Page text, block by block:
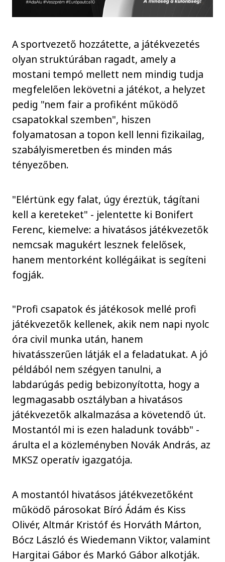
A sportvezető hozzátette, a játékvezetés
olyan struktúrában ragadt, amely a
mostani tempó mellett nem mindig tudja
megfelelően lekövetni a játékot, a helyzet
pedig "nem fair a profiként működő
csapatokkal szemben", hiszen
folyamatosan a topon kell lenni fizikailag,
szabályismeretben és minden más
tényezőben.
"Elértünk egy falat, úgy éreztük, tágítani
kell a kereteket" - jelentette ki Bonifert
Ferenc, kiemelve: a hivatásos játékvezetők
nemcsak magukért lesznek felelősek,
hanem mentorként kollégáikat is segíteni
fogják.
"Profi csapatok és játékosok mellé profi
játékvezetők kellenek, akik nem napi nyolc
óra civil munka után, hanem
hivatásszerűen látják el a feladatukat. A jó
példából nem szégyen tanulni, a
labdarúgás pedig bebizonyította, hogy a
legmagasabb osztályban a hivatásos
játékvezetők alkalmazása a követendő út.
Mostantól mi is ezen haladunk tovább" -
árulta el a közleményben Novák András, az
MKSZ operatív igazgatója.
A mostantól hivatásos játékvezetőként
működő párosokat Bíró Ádám és Kiss
Olivér, Altmár Kristóf és Horváth Márton,
Bócz László és Wiedemann Viktor, valamint
Hargitai Gábor és Markó Gábor alkotják.